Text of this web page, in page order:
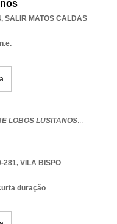
, SALIR MATOS CALDAS
LOBOS LUSITANOS...
281, VILA BISPO
duração